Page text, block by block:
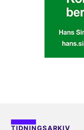
TIDNINGSARKIV